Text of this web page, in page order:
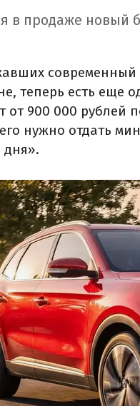
в продаже новый
теперь есть еще
от 900 000 рублей
нужно отдать
дня».